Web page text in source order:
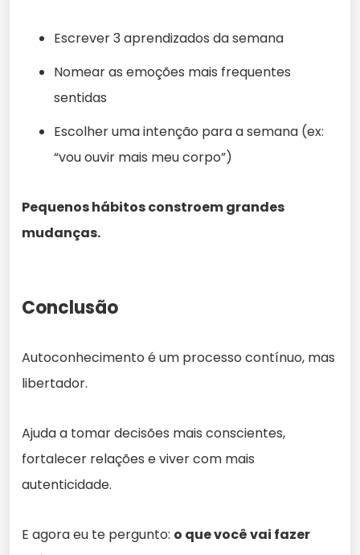
Escrever 3 aprendizados da semana
Nomear as emoções mais frequentes
sentidas
Escolher uma intenção para a semana (ex:
“vou ouvir mais meu corpo”)
Pequenos hábitos constroem grandes
mudanças.
Conclusão
Autoconhecimento é um processo contínuo, mas
libertador.
Ajuda a tomar decisões mais conscientes,
fortalecer relações e viver com mais
autenticidade.
E agora eu te pergunto: o que você vai fazer